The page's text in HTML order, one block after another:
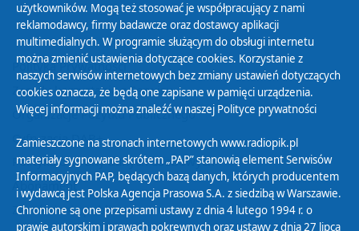
Polityka Prywatności
Zasady korzystania z Serwisu
Organizacje Pożytku Publicznego
Cyfryzacja DAB+
Polityka ochrony danych osobowych
Abonament
Zamówienia publiczne
użytkowników. Mogą też stosować je współpracujący z nami
reklamodawcy, firmy badawcze oraz dostawcy aplikacji
multimedialnych. W programie służącym do obsługi internetu
można zmienić ustawienia dotyczące cookies. Korzystanie z
naszych serwisów internetowych bez zmiany ustawień dotyczących
cookies oznacza, że będą one zapisane w pamięci urządzenia.
Więcej informacji można znaleźć w naszej Polityce prywatności
Zamieszczone na stronach internetowych www.radiopik.pl
materiały sygnowane skrótem „PAP” stanowią element Serwisów
Informacyjnych PAP, będących bazą danych, których producentem
i wydawcą jest Polska Agencja Prasowa S.A. z siedzibą w Warszawie.
Chronione są one przepisami ustawy z dnia 4 lutego 1994 r. o
prawie autorskim i prawach pokrewnych oraz ustawy z dnia 27 lipca